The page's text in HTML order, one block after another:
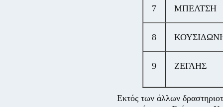
7 ΜΠΕΛΤΣΗ
8
9 ΖΕΓΛΗΣ
Εκτός των άλλων